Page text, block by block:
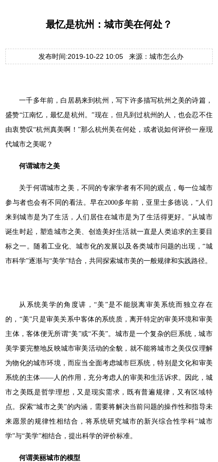
最忆是杭州：城市美在何处？
发布时间:2019-10-22 10:05 来源：城市怎么办
一千多年前，白居易来到杭州，写下许多描写杭州之美的诗篇，
盛赞“江南忆，最忆是杭州。”现在，但凡到过杭州的人，也会忍不住
由衷赞叹“杭州真美啊！”那么杭州美在何处，或者说如何评价一座现
代城市之美呢？
何谓城市之美
关于何谓城市之美，不同的专家学者有不同的观点，每一位城市
参与者也会有不同的看法。早在2000多年前，亚里士多德说，“人们
来到城市是为了生活，人们居住在城市是为了生活得更好。”从城市
诞生时起，塑造城市之美、创造美好生活就一直是人类追求的主要目
标之一。随着工业化、城市化的发展以及各类城市问题的出现，“城
市科学”逐渐与“美学”结合，共同探索城市美的一般规律和实践路径。
从系统美学的角度讲，“美”是不能脱离审美系统而独立存在
的，“美”只是审美关系中客体的系统质，离开特定的审美环境和审美
主体，客体便无所谓“美”或“不美”。城市是一个复杂的巨系统，城市
美学要完整地反映城市审美活动的全貌，就不能将城市之美仅仅理解
为物化的城市环境，而应当全面考虑城市巨系统，特别是文化和审美
系统的主体——人的作用，充分考虑人的审美和生活诉求。因此，城
市之美既是哲学理想，又是现实需求，既有普遍规律，又有区域特
点。探索“城市之美”的内涵，需要将解决当前问题的操作性和指导未
来愿景的规律性相结合，将系统研究城市的新兴综合性学科“城市
学”与“美学”相结合，提出科学的评价标准。
何谓美丽城市的模型